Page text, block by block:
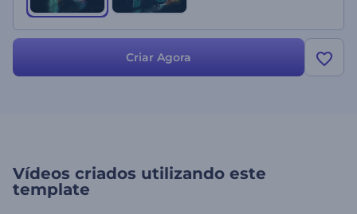
Criar Agora
Vídeos criados utilizando este
template